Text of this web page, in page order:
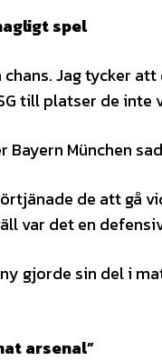
spel
chans. Jag tycker
till platser de
Bayern München
de att gå
var det en
gjorde sin del i
arsenal”